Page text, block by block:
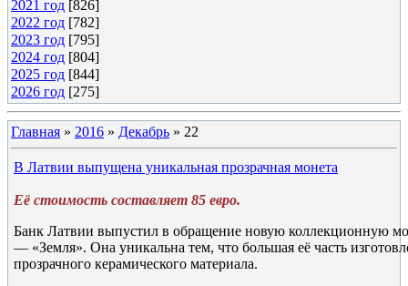
2021 год [826]
2022 год [782]
2023 год [795]
2024 год [804]
2025 год [844]
2026 год [275]
Главная » 2016 » Декабрь » 22
В Латвии выпущена уникальная прозрачная монета
Её стоимость составляет 85 евро.
Банк Латвии выпустил в обращение новую коллекционную
— «Земля». Она уникальна тем, что большая её часть
прозрачного керамического материала.